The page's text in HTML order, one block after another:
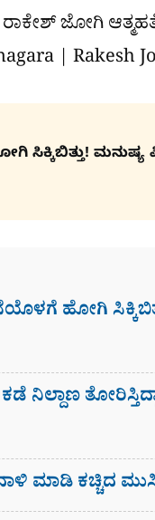
ಜೋಗಿ
| Rakesh
ಮನುಷ್ಯ
ಹೋಗಿ
ನಿಲ್ದಾಣ
ಮಾಡಿ ಕಚ್ಚಿದ